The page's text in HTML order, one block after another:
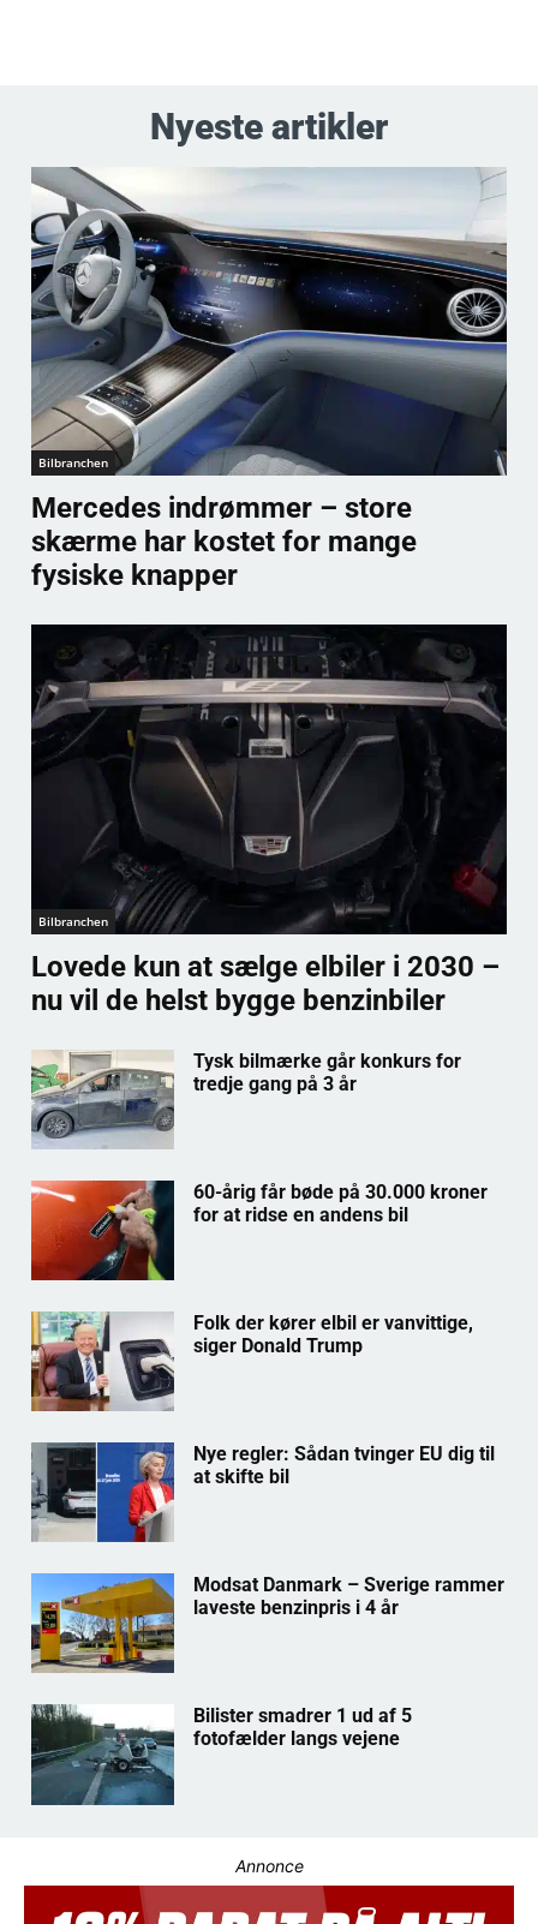
Nyeste artikler
Bilbranchen
Mercedes indrømmer – store
skærme har kostet for mange
fysiske knapper
Bilbranchen
Lovede kun at sælge elbiler i 2030 –
nu vil de helst bygge benzinbiler
Tysk bilmærke går konkurs for
tredje gang på 3 år
60-årig får bøde på 30.000 kroner
for at ridse en andens bil
Folk der kører elbil er vanvittige,
siger Donald Trump
Nye regler: Sådan tvinger EU dig til
at skifte bil
Modsat Danmark – Sverige rammer
laveste benzinpris i 4 år
Bilister smadrer 1 ud af 5
fotofælder langs vejene
Annonce